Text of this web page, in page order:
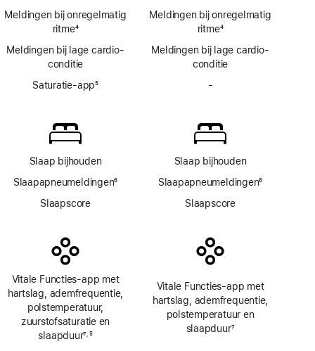
Meldingen bij onregelmatig
ritme4
Meldingen bij lage cardio­
conditie
Saturatie-app5
Slaap bijhouden
Slaapapneumeldingen6
Slaapscore
Vitale Functies-app met
hartslag, ademfrequentie,
polstemperatuur,
zuurstofsaturatie en
slaapduur7 5
Meldingen bij onregelmatig
ritme4
Meldingen bij lage cardio­
conditie
-
Slaap bijhouden
Slaapapneumeldingen6
Slaapscore
Vitale Functies-app met
hartslag, ademfrequentie,
polstemperatuur en
slaapduur7